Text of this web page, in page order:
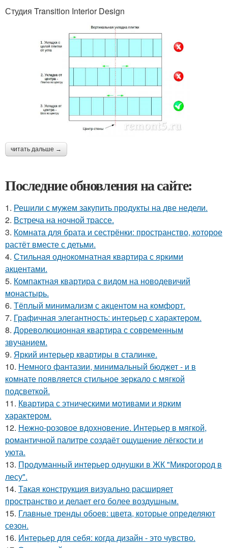
Студия Transition Interior Design
читать дальше →
Последние обновления на сайте:
1. Решили с мужем закупить продукты на две недели.
2. Встреча на ночной трассе.
3. Комната для брата и сестрёнки: пространство, которое
растёт вместе с детьми.
4. Стильная однокомнатная квартира с яркими
акцентами.
5. Компактная квартира с видом на новодевичий
монастырь.
6. Тёплый минимализм с акцентом на комфорт.
7. Графичная элегантность: интерьер с характером.
8. Дореволюционная квартира с современным
звучанием.
9. Яркий интерьер квартиры в сталинке.
10. Немного фантазии, минимальный бюджет - и в
комнате появляется стильное зеркало с мягкой
подсветкой.
11. Квартира с этническими мотивами и ярким
характером.
12. Нежно-розовое вдохновение. Интерьер в мягкой,
романтичной палитре создаёт ощущение лёгкости и
уюта.
13. Продуманный интерьер однушки в ЖК "Микрогород в
лесу".
14. Такая конструкция визуально расширяет
пространство и делает его более воздушным.
15. Главные тренды обоев: цвета, которые определяют
сезон.
16. Интерьер для себя: когда дизайн - это чувство.